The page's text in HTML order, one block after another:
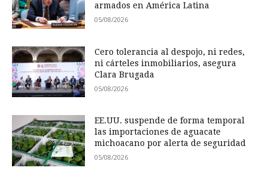
armados en América Latina
05/08/2026
Cero tolerancia al despojo, ni redes,
ni cárteles inmobiliarios, asegura
Clara Brugada
05/08/2026
EE.UU. suspende de forma temporal
las importaciones de aguacate
michoacano por alerta de seguridad
05/08/2026